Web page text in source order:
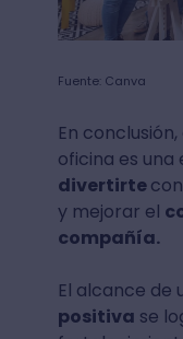
Fuente: Canva
En
oficina es
divertirte
y mejorar el
compañía.
El alcance de
positiva se